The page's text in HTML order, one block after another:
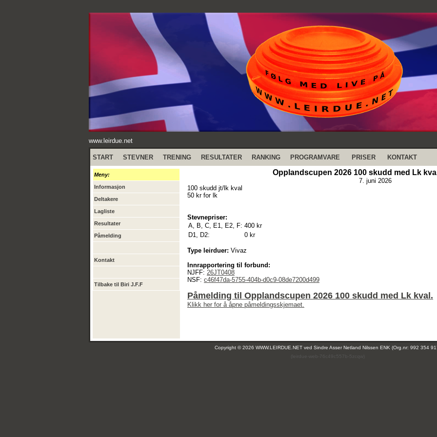
www.leirdue.net
START STEVNER TRENING RESULTATER RANKING PROGRAMVARE PRISER KONTAKT
Meny:
Informasjon
Deltakere
Lagliste
Resultater
Påmelding
Kontakt
Tilbake til Biri J.F.F
Opplandscupen 2026 100 skudd med Lk
7. juni 2026
100 skudd jt/lk kval
50 kr for lk
Stevnepriser:
A, B, C, E1, E2, F: 400 kr
D1, D2:
0 kr
Type leirduer: Vivaz
Innrapportering til forbund:
NJFF: 26JT0408
NSF: c46f47da-5755-404b-d0c9-08de7200d499
Påmelding til Opplandscupen 2026 100 skudd med Lk kval.
Klikk her for å åpne påmeldingsskjemaet.
Copyright © 2026 WWW.LEIRDUE.NET ved Sindre Asser Netland Nilssen ENK (Org.nr: 992 354
(leirdue-web-76c49c557b-5zcqw)